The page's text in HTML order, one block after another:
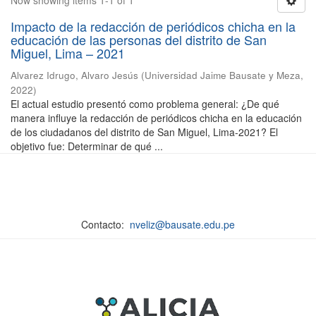
Impacto de la redacción de periódicos chicha en la
educación de las personas del distrito de San
Miguel, Lima – 2021
Alvarez Idrugo, Alvaro Jesús (Universidad Jaime Bausate y Meza,
2022)
El actual estudio presentó como problema general: ¿De qué
manera influye la redacción de periódicos chicha en la educación
de los ciudadanos del distrito de San Miguel, Lima-2021? El
objetivo fue: Determinar de qué ...
Contacto: nveliz@bausate.edu.pe